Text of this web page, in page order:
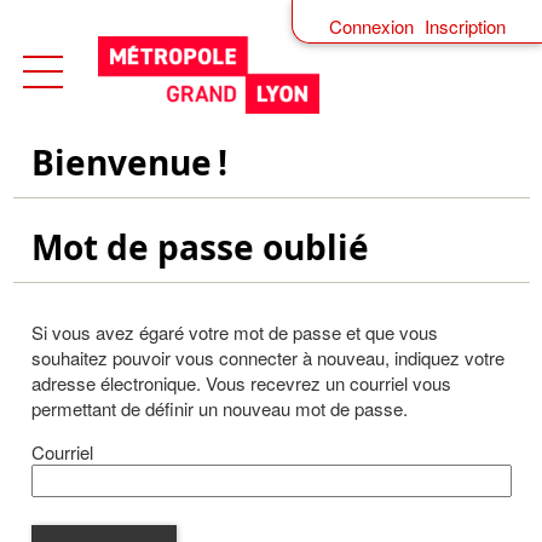
Connexion Inscription
Ouvrir le menu
Bienvenue !
Mot de passe oublié
Si vous avez égaré votre mot de passe et que vous
souhaitez pouvoir vous connecter à nouveau, indiquez votre
adresse électronique. Vous recevrez un courriel vous
permettant de définir un nouveau mot de passe.
Courriel